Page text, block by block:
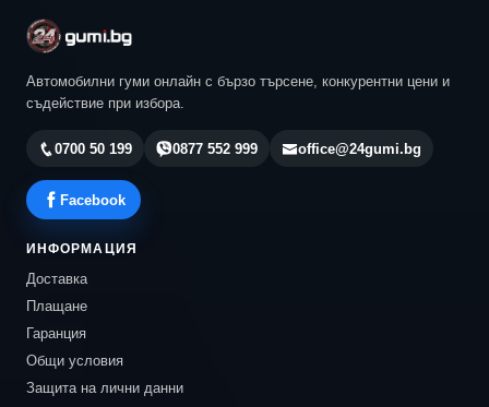
Автомобилни гуми онлайн с бързо търсене, конкурентни цени и
съдействие при избора.
0700 50 199 0877 552 999 office@24gumi.bg
Facebook
ИНФОРМАЦИЯ
Доставка
Плащане
Гаранция
Общи условия
Защита на лични данни